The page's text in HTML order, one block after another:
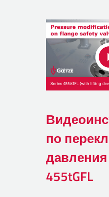
по
455tGFL